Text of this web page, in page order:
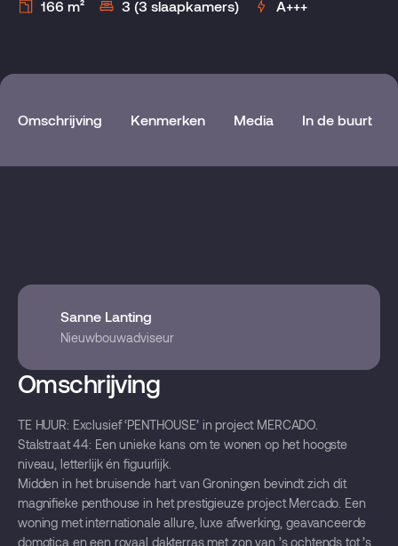
166 m² 3 (3 slaapkamers) A+++
Omschrijving Kenmerken Media In de buurt
Sanne Lanting
Nieuwbouwadviseur
Omschrijving
TE HUUR: Exclusief ‘PENTHOUSE’ in project MERCADO.
Stalstraat 44: Een unieke kans om te wonen op het hoogste
niveau, letterlijk én figuurlijk.
Midden in het bruisende hart van Groningen bevindt zich dit
magnifieke penthouse in het prestigieuze project Mercado. Een
woning met internationale allure, luxe afwerking, geavanceerde
domotica en een royaal dakterras met zon van ’s ochtends tot ’s